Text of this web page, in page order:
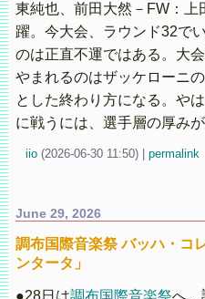
東純也、前田大然－FW：
躍。今大会、ラウンド32で
のは正直不運ではある。大
やまれるのはザッケローニ
とした終わり方になる。や
に戦うには、選手層の厚み
iio (2026-06-30 11:50) permalink
June 29, 2026
調布国際音楽祭 バッハ・コ
ンタータ」
●28日は調布国際音楽祭へ。